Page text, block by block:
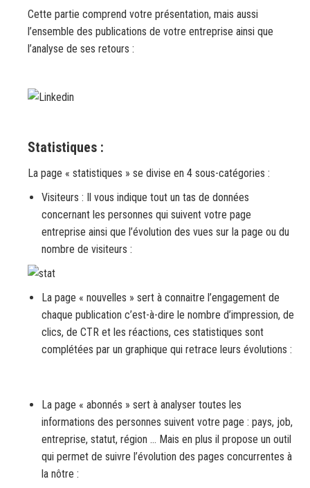
Cette partie comprend votre présentation, mais aussi
l’ensemble des publications de votre entreprise ainsi que
l’analyse de ses retours :
Statistiques :
La page « statistiques » se divise en 4 sous-catégories :
Visiteurs : Il vous indique tout un tas de données
concernant les personnes qui suivent votre page
entreprise ainsi que l’évolution des vues sur la page ou du
nombre de visiteurs :
La page « nouvelles » sert à connaitre l’engagement de
chaque publication c’est-à-dire le nombre d’impression, de
clics, de CTR et les réactions, ces statistiques sont
complétées par un graphique qui retrace leurs évolutions :
La page « abonnés » sert à analyser toutes les
informations des personnes suivent votre page : pays, job,
entreprise, statut, région … Mais en plus il propose un outil
qui permet de suivre l’évolution des pages concurrentes à
la nôtre :